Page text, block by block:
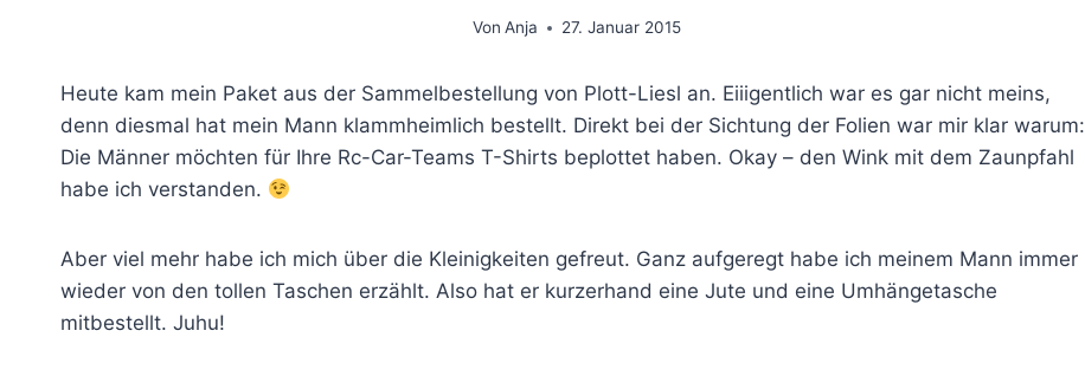
Von Anja 27. Januar 2015
Heute kam mein Paket aus der Sammelbestellung von Plott-Liesl an. Eiiigentlich war es gar nicht meins,
denn diesmal hat mein Mann klammheimlich bestellt. Direkt bei der Sichtung der Folien war mir klar warum:
Die Männer möchten für Ihre Rc-Car-Teams T-Shirts beplottet haben. Okay – den Wink mit dem Zaunpfahl
habe ich verstanden.
Aber viel mehr habe ich mich über die Kleinigkeiten gefreut. Ganz aufgeregt habe ich meinem Mann immer
wieder von den tollen Taschen erzählt. Also hat er kurzerhand eine Jute und eine Umhängetasche
mitbestellt. Juhu!